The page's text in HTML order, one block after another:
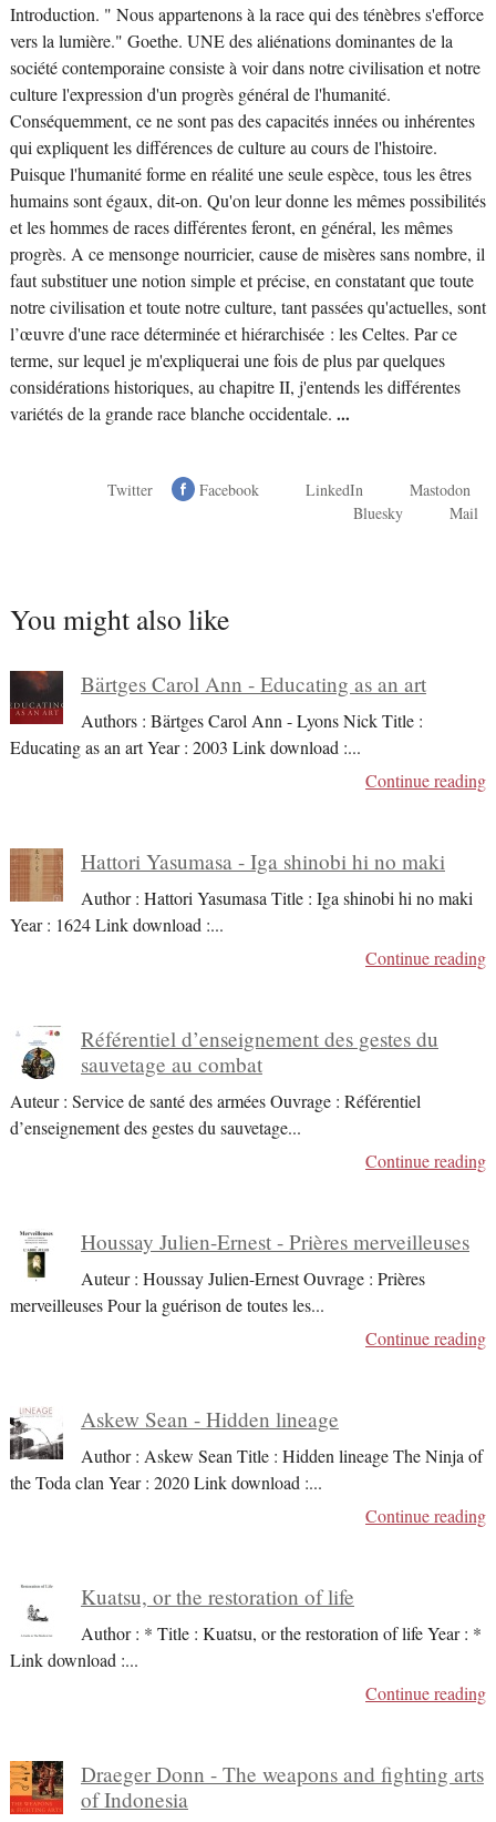
Introduction. " Nous appartenons à la race qui des ténèbres s'efforce
vers la lumière." Goethe. UNE des aliénations dominantes de la
société contemporaine consiste à voir dans notre civilisation et notre
culture l'expression d'un progrès général de l'humanité.
Conséquemment, ce ne sont pas des capacités innées ou inhérentes
qui expliquent les différences de culture au cours de l'histoire.
Puisque l'humanité forme en réalité une seule espèce, tous les êtres
humains sont égaux, dit-on. Qu'on leur donne les mêmes possibilités
et les hommes de races différentes feront, en général, les mêmes
progrès. A ce mensonge nourricier, cause de misères sans nombre, il
faut substituer une notion simple et précise, en constatant que toute
notre civilisation et toute notre culture, tant passées qu'actuelles, sont
l’œuvre d'une race déterminée et hiérarchisée : les Celtes. Par ce
terme, sur lequel je m'expliquerai une fois de plus par quelques
considérations historiques, au chapitre II, j'entends les différentes
variétés de la grande race blanche occidentale. ...
Twitter Facebook LinkedIn
Mastodon
Bluesky
Mail
You might also like
Bärtges Carol Ann - Educating as an art
Authors : Bärtges Carol Ann - Lyons Nick Title :
Educating as an art Year : 2003 Link download :...
Continue reading
Hattori Yasumasa - Iga shinobi hi no maki
Author : Hattori Yasumasa Title : Iga shinobi hi no maki
Year : 1624 Link download :...
Continue reading
Référentiel d’enseignement des gestes du
sauvetage au combat
Auteur : Service de santé des armées Ouvrage : Référentiel
d’enseignement des gestes du sauvetage...
Continue reading
Houssay Julien-Ernest - Prières merveilleuses
Auteur : Houssay Julien-Ernest Ouvrage : Prières
merveilleuses Pour la guérison de toutes les...
Continue reading
Askew Sean - Hidden lineage
Author : Askew Sean Title : Hidden lineage The Ninja of
the Toda clan Year : 2020 Link download :...
Continue reading
Kuatsu, or the restoration of life
Author : * Title : Kuatsu, or the restoration of life Year : *
Link download :...
Continue reading
Draeger Donn - The weapons and fighting arts
of Indonesia